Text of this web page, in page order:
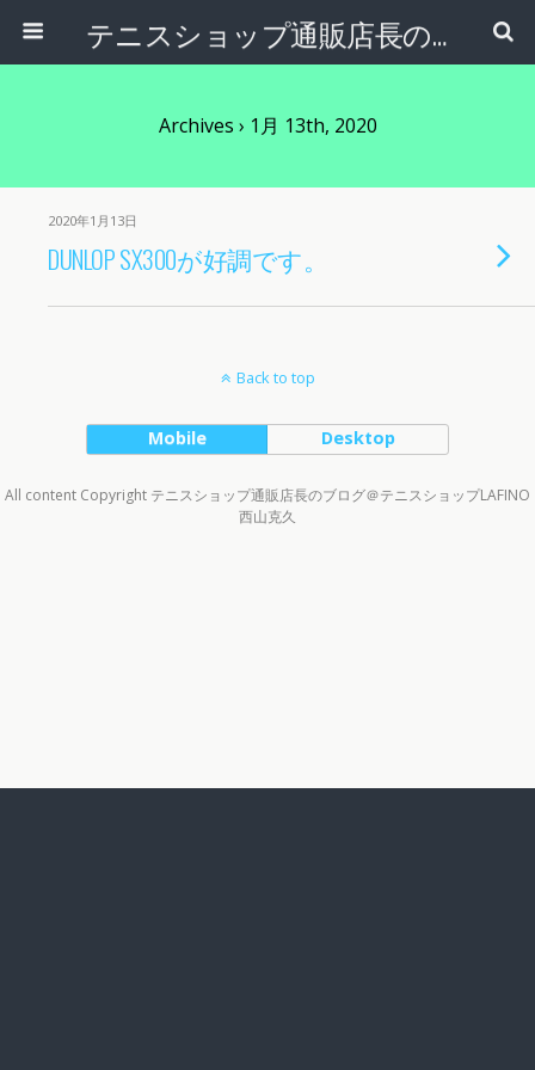
テニスショップ通販店長のブログ＠テニスショップLAFINO 西山克久
Archives › 1月 13th, 2020
2020年1月13日
DUNLOP SX300が好調です。
Back to top
Mobile Desktop
All content Copyright テニスショップ通販店長のブログ＠テニスショップLAFINO
西山克久